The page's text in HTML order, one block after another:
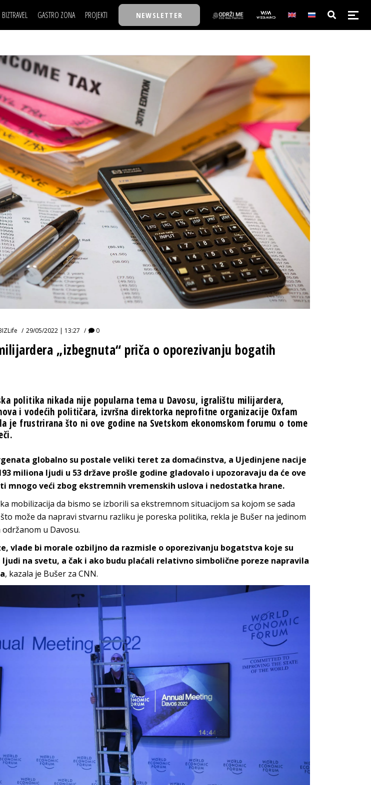
BIZTRAVEL GASTRO ZONA PROJEKTI
TASTY TALKS
30 ISPOD 30
BACK TO OFFICE/SCHOOL
BIZBENDOVI
BIZKOLEGIJUM
BMW BIZNIS LIGA
BIZLIFE WEEK
IZJAVA GODINE
NEWSLETTER
NAJKOLEGA
30 ISPOD 30
BACK TO OFFICE/SCHOOL
BIZBENDOVI
BIZKOLEGIJUM
BMW BIZNIS LIGA
BIZLIFE WEEK
IZJAVA GODINE
29/05/2022 | 13:27 0
„izbegnuta“ priča o oporezivanju bogatih
politika nikada nije popularna tema u Davosu, igralištu milijardera,
i vodećih političara, izvršna direktorka neprofitne organizacije Oxfam
je frustrirana što ni ove godine na Svetskom ekonomskom forumu o tome
globalno su postale veliki teret za domaćinstva, a Ujedinjene nacije
miliona ljudi u 53 države prošle godine gladovalo i upozoravaju da će ove
mnogo veći zbog ekstremnih vremenskih uslova i nedostatka hrane.
mobilizacija da bismo se izborili sa ekstremnom situacijom sa kojom se sada
može da napravi stvarnu razliku je poreska politika, rekla je Bušer na jedinom
u Davosu.
vlade bi morale ozbiljno da razmisle o oporezivanju bogatstva koje su
na svetu, a čak i ako budu plaćali relativno simbolične poreze napravila
, kazala je Bušer za CNN.